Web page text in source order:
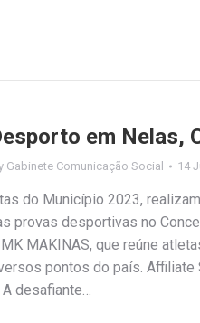
em Nelas,
Gabinete Comunicação Social 14
do Município 2023,
provas desportivas no
MAKINAS, que reúne
pontos do país. Affiliate
desafiante…